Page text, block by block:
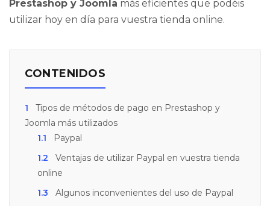
Prestashop y Joomla más eficientes que podéis
utilizar hoy en día para vuestra tienda online.
CONTENIDOS
1
Tipos de métodos de pago en Prestashop y
Joomla más utilizados
1.1
Paypal
1.2
Ventajas de utilizar Paypal en vuestra tienda
online
1.3
Algunos inconvenientes del uso de Paypal